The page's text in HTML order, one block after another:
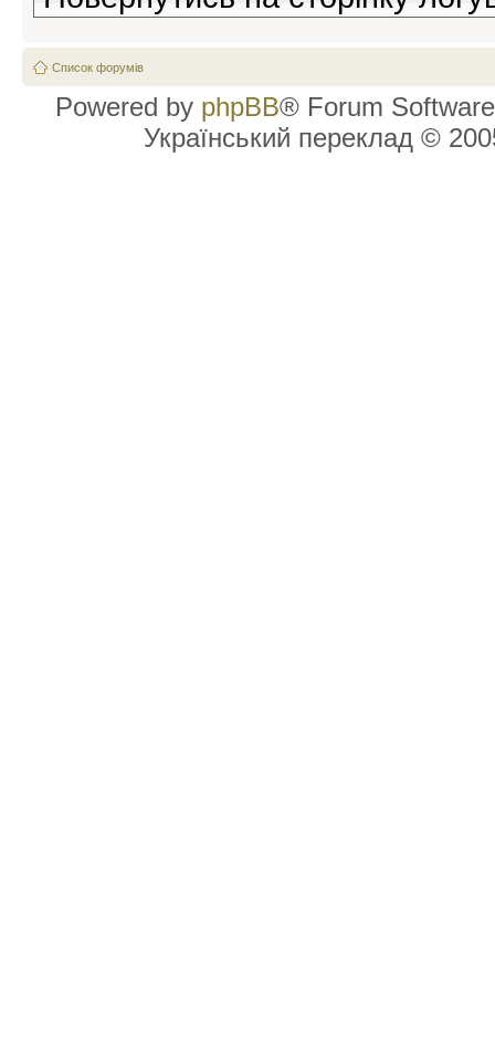
Список форумів
Powered by phpBB® Forum
Український переклад ©